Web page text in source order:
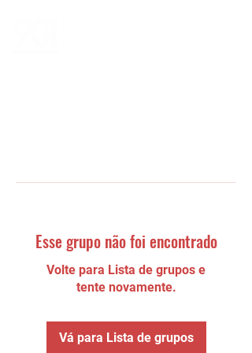
Esse grupo não foi encontrado
Volte para Lista de grupos e
tente novamente.
Vá para Lista de grupos